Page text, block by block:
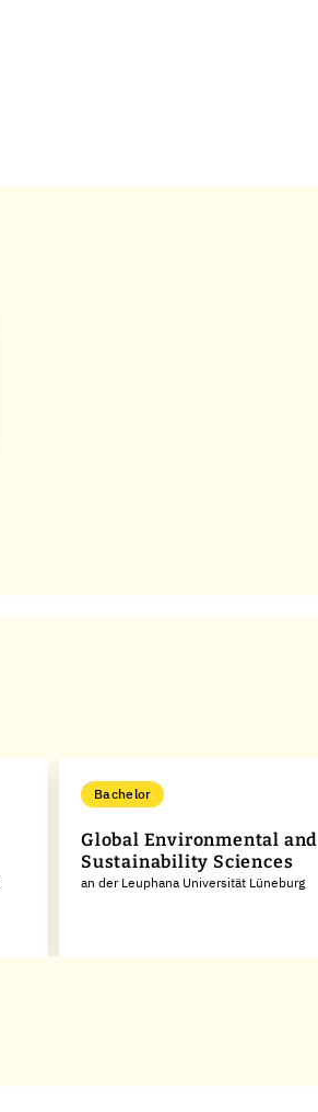
Bachelor
Global Environmental and
Sustainability Sciences
an der Leuphana Universität Lüneburg